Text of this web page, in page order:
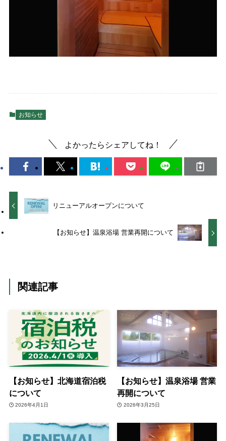
お知らせ
よかったらシェアしてね！
リニューアルオープンについて
【お知らせ】温泉浴場 営業再開について
関連記事
【お知らせ】北海道宿泊税
について
2026年4月1日
【お知らせ】温泉浴場 営業
再開について
2026年3月25日